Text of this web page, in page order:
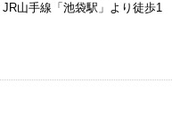
山手線「池袋駅」より徒歩1